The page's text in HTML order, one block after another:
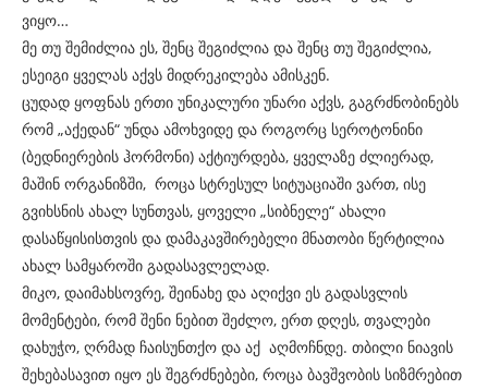
ვიყო…
მე თუ შემიძლია ეს, შენც შეგიძლია და შენც თუ შეგიძლია,
ესეიგი ყველას აქვს მიდრეკილება ამისკენ.
ცუდად ყოფნას ერთი უნიკალური უნარი აქვს, გაგრძნობინებს
რომ „აქედან“ უნდა ამოხვიდე და როგორც სეროტონინი
(ბედნიერების ჰორმონი) აქტიურდება, ყველაზე ძლიერად,
მაშინ ორგანიზში, როცა სტრესულ სიტუაციაში ვართ, ისე
გვიხსნის ახალ სუნთვას, ყოველი „სიბნელე“ ახალი
დასაწყისისთვის და დამაკავშირებელი მნათობი წერტილია
ახალ სამყაროში გადასავლელად.
მიკო, დაიმახსოვრე, შეინახე და აღიქვი ეს გადასვლის
მომენტები, რომ შენი ნებით შეძლო, ერთ დღეს, თვალები
დახუჭო, ღრმად ჩაისუნთქო და აქ აღმოჩნდე. თბილი ნიავის
შეხებასავით იყო ეს შეგრძნებები, როცა ბავშვობის სიზმრებით